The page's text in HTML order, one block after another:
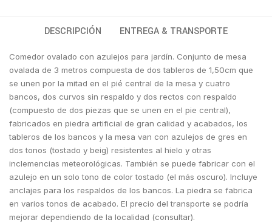
DESCRIPCIÓN ENTREGA & TRANSPORTE
Comedor ovalado con azulejos para jardín. Conjunto de mesa
ovalada de 3 metros compuesta de dos tableros de 1,50cm que
se unen por la mitad en el pié central de la mesa y cuatro
bancos, dos curvos sin respaldo y dos rectos con respaldo
(compuesto de dos piezas que se unen en el pie central),
fabricados en piedra artificial de gran calidad y acabados, los
tableros de los bancos y la mesa van con azulejos de gres en
dos tonos (tostado y beig) resistentes al hielo y otras
inclemencias meteorológicas. También se puede fabricar con el
azulejo en un solo tono de color tostado (el más oscuro). Incluye
anclajes para los respaldos de los bancos. La piedra se fabrica
en varios tonos de acabado. El precio del transporte se podría
mejorar dependiendo de la localidad (consultar).